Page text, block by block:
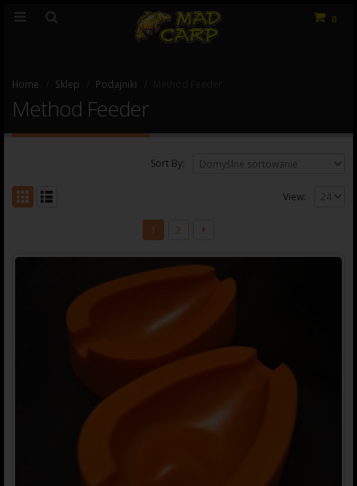
0
Home Sklep Podajniki
Method Feeder
Sort By:
View:
1 2